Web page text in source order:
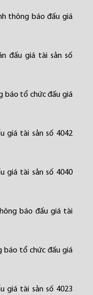
thông báo đấu giá
đấu giá tài sản số
báo tổ chức đấu giá
giá tài sản số 4042
giá tài sản số 4040
báo đấu giá tài
báo tổ chức đấu giá
giá tài sản số 4023